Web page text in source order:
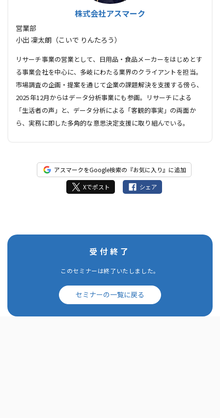
株式会社アスマーク
営業部
小出 凜太朗（こいで りんたろう）
リサーチ事業の営業として、日用品・食品メーカーをはじめとす
る事業会社を中心に、多岐にわたる業界のクライアントを担当。
市場調査の企画・提案を通じて企業の課題解決を支援する傍ら、
2025年12月からはデータ分析事業にも参画。リサーチによる
「生活者の声」と、データ分析による「客観的事実」の両面か
ら、実務に即した多角的な意思決定支援に取り組んでいる。
アスマークをGoogle検索の『お気に入り』に追加
Xでポスト シェア
受付終了
このセミナーは終了いたしました。
セミナーの一覧に戻る